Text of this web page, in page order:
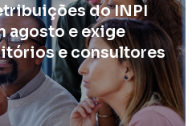
do INPI
agosto e exige
e consultores